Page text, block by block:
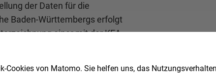
der Daten für die
Baden-Württembergs erfolgt
einer mit der KEA-
Sie im Anschluss im
Cookies von Matomo. Sie helfen uns, das